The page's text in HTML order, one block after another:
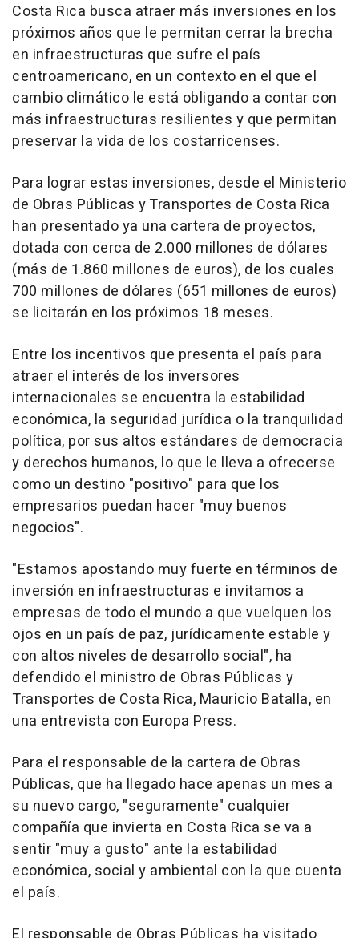
Costa Rica busca atraer más inversiones en los
próximos años que le permitan cerrar la brecha
en infraestructuras que sufre el país
centroamericano, en un contexto en el que el
cambio climático le está obligando a contar con
más infraestructuras resilientes y que permitan
preservar la vida de los costarricenses.
Para lograr estas inversiones, desde el Ministerio
de Obras Públicas y Transportes de Costa Rica
han presentado ya una cartera de proyectos,
dotada con cerca de 2.000 millones de dólares
(más de 1.860 millones de euros), de los cuales
700 millones de dólares (651 millones de euros)
se licitarán en los próximos 18 meses.
Entre los incentivos que presenta el país para
atraer el interés de los inversores
internacionales se encuentra la estabilidad
económica, la seguridad jurídica o la tranquilidad
política, por sus altos estándares de democracia
y derechos humanos, lo que le lleva a ofrecerse
como un destino "positivo" para que los
empresarios puedan hacer "muy buenos
negocios".
"Estamos apostando muy fuerte en términos de
inversión en infraestructuras e invitamos a
empresas de todo el mundo a que vuelquen los
ojos en un país de paz, jurídicamente estable y
con altos niveles de desarrollo social", ha
defendido el ministro de Obras Públicas y
Transportes de Costa Rica, Mauricio Batalla, en
una entrevista con Europa Press.
Para el responsable de la cartera de Obras
Públicas, que ha llegado hace apenas un mes a
su nuevo cargo, "seguramente" cualquier
compañía que invierta en Costa Rica se va a
sentir "muy a gusto" ante la estabilidad
económica, social y ambiental con la que cuenta
el país.